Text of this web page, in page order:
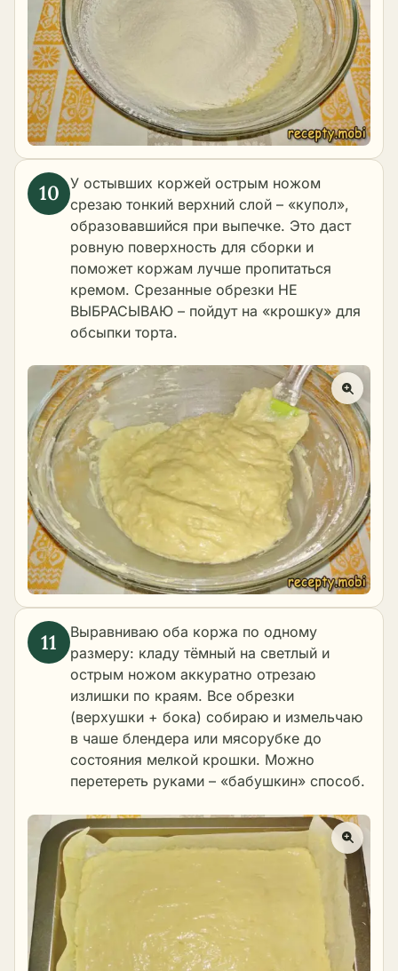
У остывших коржей острым ножом
срезаю тонкий верхний слой – «купол»,
образовавшийся при выпечке. Это даст
ровную поверхность для сборки и
поможет коржам лучше пропитаться
кремом. Срезанные обрезки НЕ
ВЫБРАСЫВАЮ – пойдут на «крошку» для
обсыпки торта.
Выравниваю оба коржа по одному
размеру: кладу тёмный на светлый и
острым ножом аккуратно отрезаю
излишки по краям. Все обрезки
(верхушки + бока) собираю и измельчаю
в чаше блендера или мясорубке до
состояния мелкой крошки. Можно
перетереть руками – «бабушкин» способ.